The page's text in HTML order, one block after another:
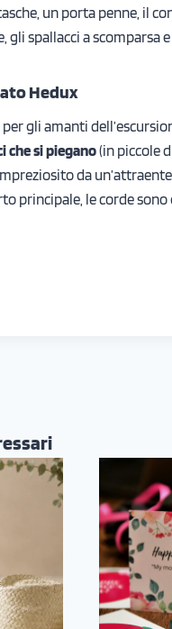
un porta penne, il
gli spallacci a scomparsa
Hedux
gli amanti
che si piegano(in piccole
da
principale, le corde sono